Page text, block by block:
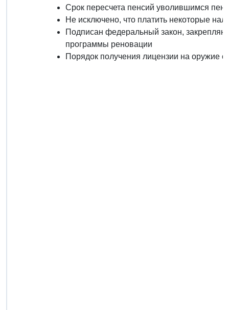
Срок пересчета пенсий уволившимся
Не исключено, что платить некоторые
Подписан федеральный закон,
программы реновации
Порядок получения лицензии на оружие